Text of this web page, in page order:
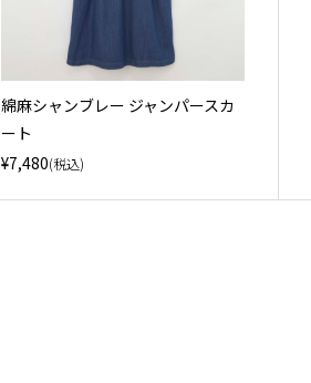
綿麻シャンブレー ジャンパースカ
ート
¥7,480(税込)